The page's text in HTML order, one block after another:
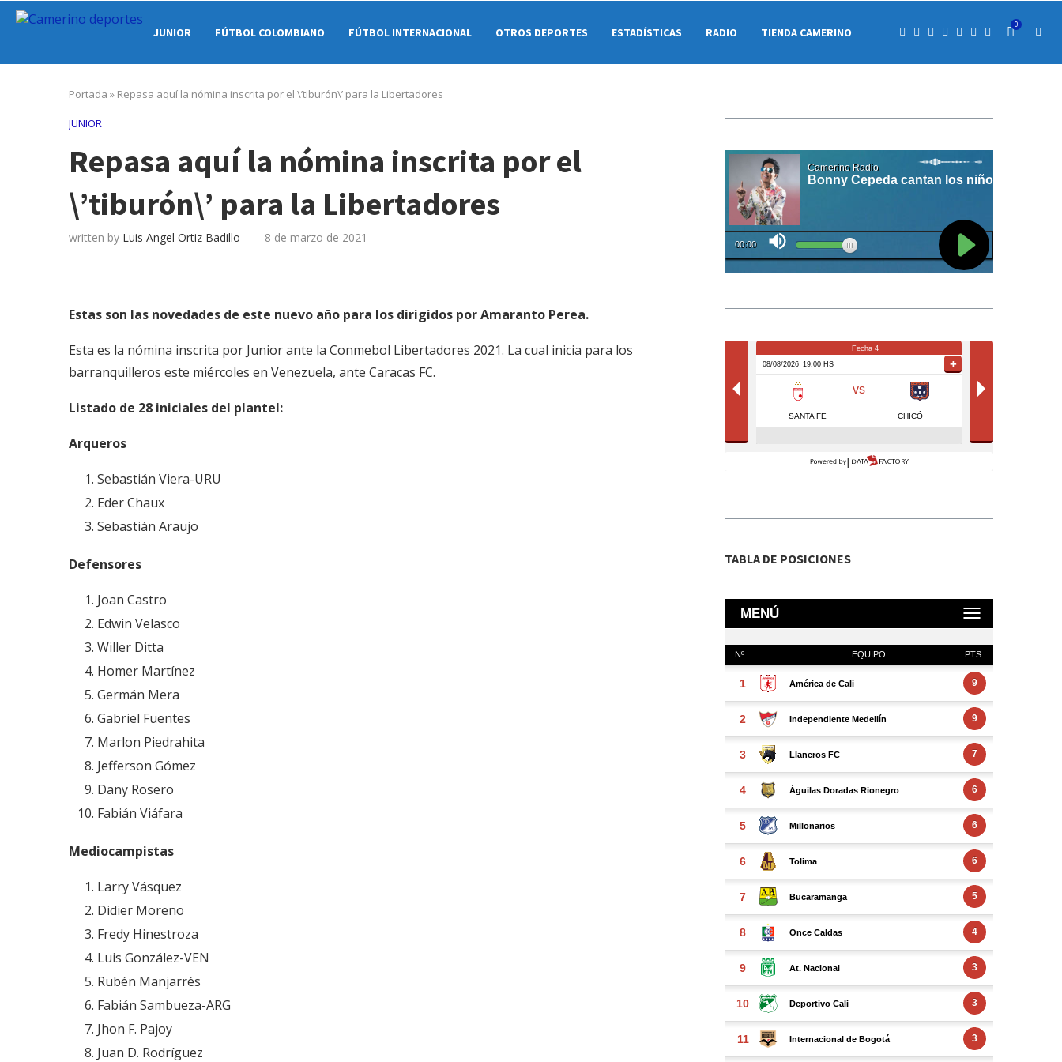
JUNIOR FÚTBOL COLOMBIANO FÚTBOL INTERNACIONAL OTROS DEPORTES ESTADÍSTICAS RADIO TIENDA CAMERINO
0
Portada » Repasa aquí la nómina inscrita por el \’tiburón\’ para la Libertadores
JUNIOR
Repasa aquí la nómina inscrita por el
\’tiburón\’ para la Libertadores
written by Luis Angel Ortiz Badillo 8 de marzo de 2021
Estas son las novedades de este nuevo año para los dirigidos por Amaranto Perea.
Esta es la nómina inscrita por Junior ante la Conmebol Libertadores 2021. La cual inicia para los
barranquilleros este miércoles en Venezuela, ante Caracas FC.
Listado de 28 iniciales del plantel:
Arqueros
Sebastián Viera-URU
Eder Chaux
Sebastián Araujo
Defensores
Joan Castro
Edwin Velasco
Willer Ditta
Homer Martínez
Germán Mera
Gabriel Fuentes
Marlon Piedrahita
Jefferson Gómez
Dany Rosero
Fabián Viáfara
Mediocampistas
Larry Vásquez
Didier Moreno
Fredy Hinestroza
Luis González-VEN
Rubén Manjarrés
Fabián Sambueza-ARG
Jhon F. Pajoy
Juan D. Rodríguez
TABLA DE POSICIONES